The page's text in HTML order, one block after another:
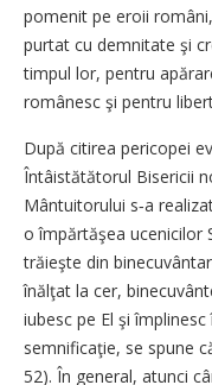
pomenit pe eroii
purtat cu demnitate şi
timpul lor, pentru
românesc şi pentru
După citirea pericopei
Întâistătătorul Bisericii
Mântuitorului s‑a
o împărtăşea ucenicilor
trăieşte din
înălţat la cer,
iubesc pe El şi
semnificaţie, se spune
52). În general, atunci